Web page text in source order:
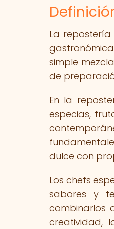
La repostería
simple
de
En la
especias,
dulce con
Los chefs
sabores y
combinarlos
creatividad,